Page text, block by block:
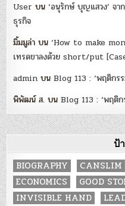
User บน‘อนุรักษ์ บุญแสวง’ จา
ธุรกิจ
มิ้มมูล่า บน‘How to make
เทรดขาลงด้วย short/put
admin บนBlog 113 : ‘พฤติก
พิพัฒน์ ส. บนBlog 113 : ‘พฤติ
ป้
BIOGRAPHY CANSLIM
ECONOMICS
GOOD
INVISIBLE HAND